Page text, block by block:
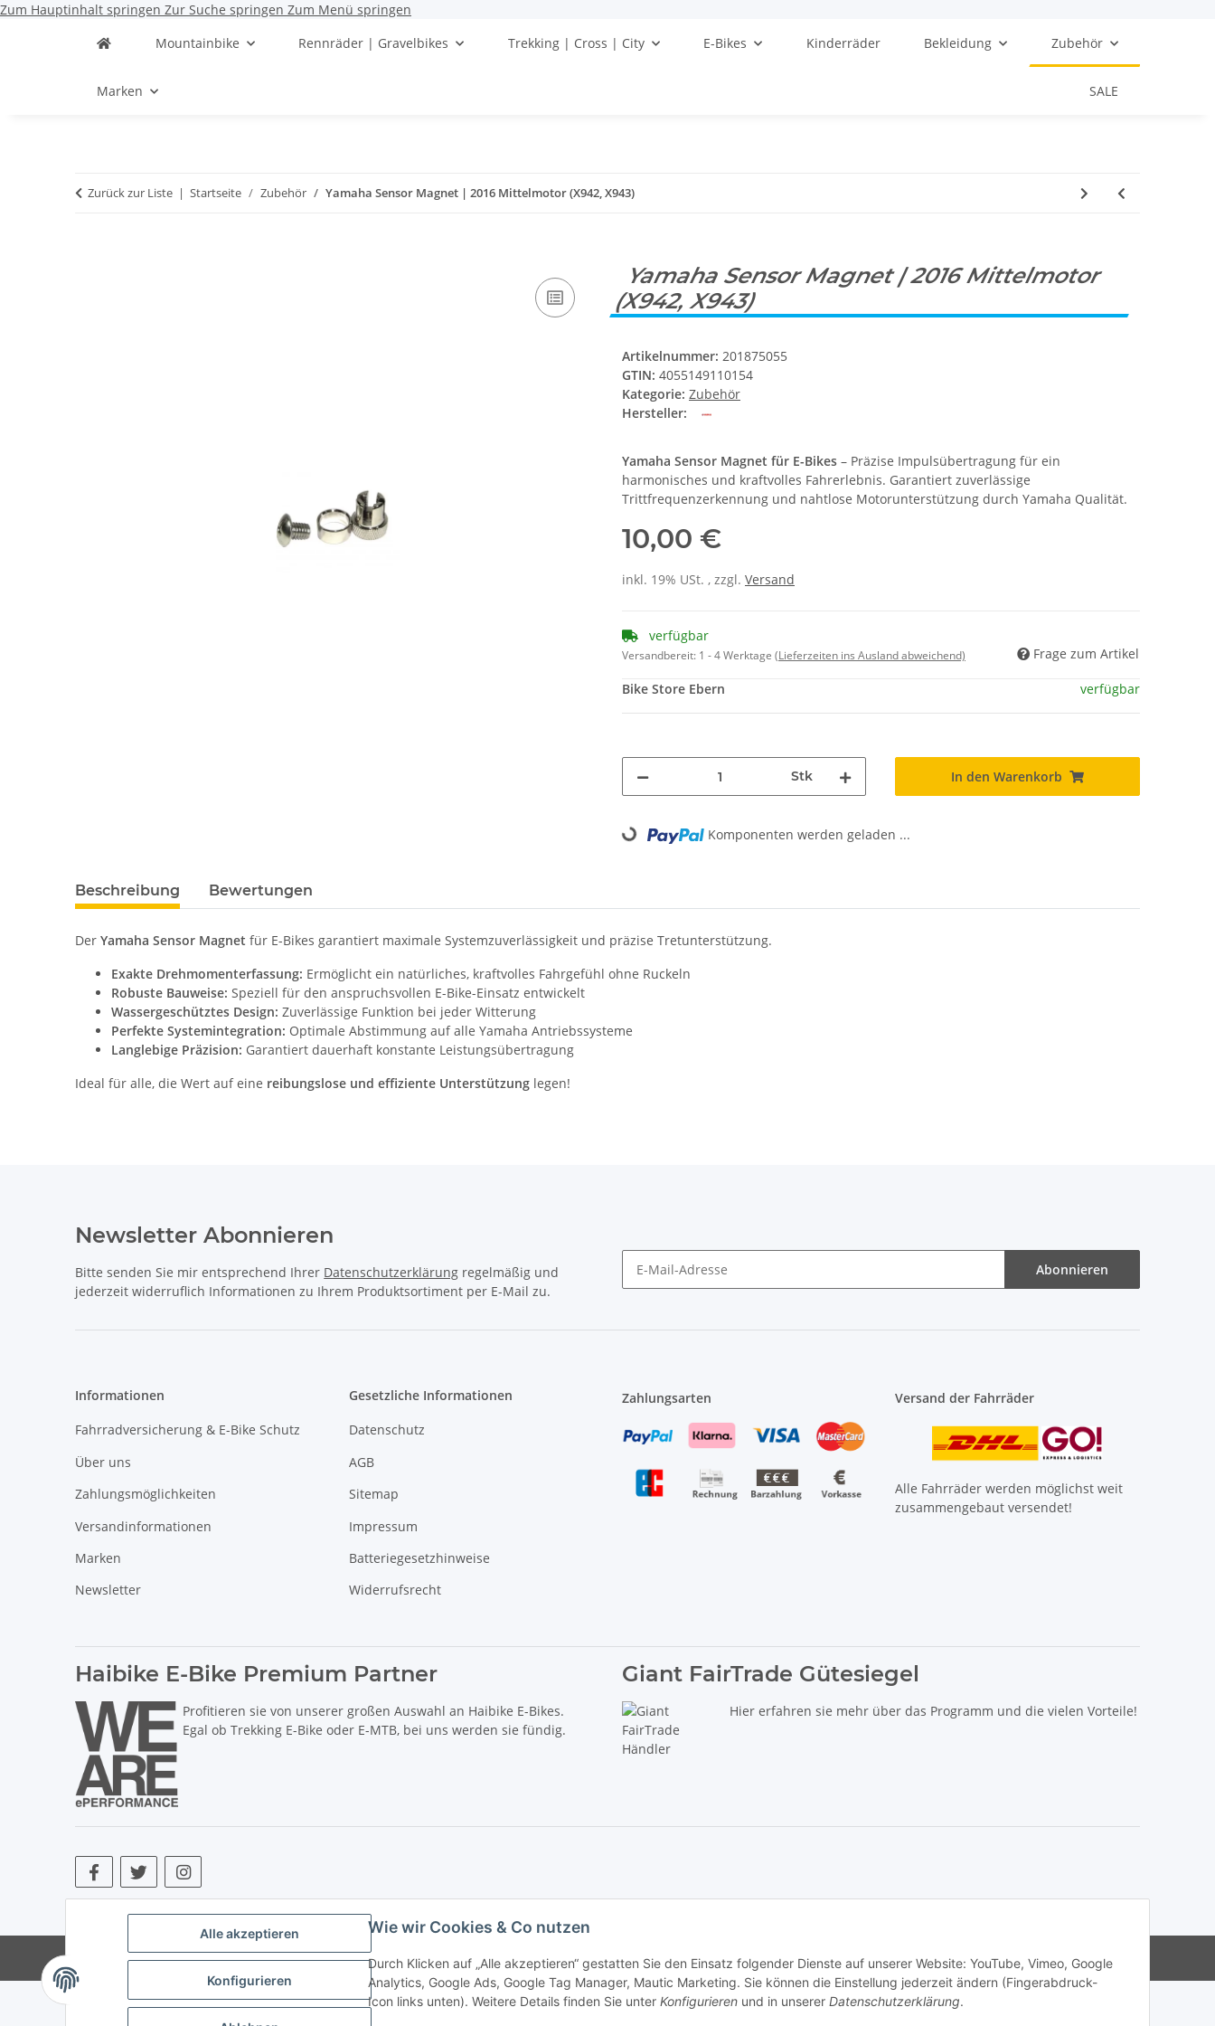
Zum Hauptinhalt springen Zur Suche springen Zum Menü springen
Alle akzeptieren
Konfigurieren
Wie wir Cookies & Co nutzen
Durch Klicken auf „Alle akzeptieren“ gestatten Sie den Einsatz folgender Dienste auf unserer Website: YouTube, Vimeo, Google
Analytics, Google Ads, Google Tag Manager, Mautic Marketing. Sie können die Einstellung jederzeit ändern (Fingerabdruck-
Icon links unten). Weitere Details finden Sie unter Konfigurieren und in unserer Datenschutzerklärung.
Mountainbike Rennräder | Gravelbikes Trekking | Cross | City E-Bikes Kinderräder Bekleidung Zubehör
Marken SALE
Zurück zur Liste Startseite Zubehör Yamaha Sensor Magnet | 2016 Mittelmotor (X942, X943)
Yamaha Sensor Magnet | 2016 Mittelmotor
(X942, X943)
Artikelnummer: 201875055
GTIN: 4055149110154
Kategorie: Zubehör
Hersteller:
Yamaha Sensor Magnet für E-Bikes – Präzise Impulsübertragung für ein
harmonisches und kraftvolles Fahrerlebnis. Garantiert zuverlässige
Trittfrequenzerkennung und nahtlose Motorunterstützung durch Yamaha Qualität.
10,00 €
inkl. 19% USt. , zzgl. Versand
verfügbar
Versandbereit: 1 - 4 Werktage (Lieferzeiten ins Ausland abweichend) Frage zum Artikel
Bike Store Ebern verfügbar
Stk In den Warenkorb
Loading... Komponenten werden geladen ...
Beschreibung Bewertungen
DerYamaha Sensor Magnet für E-Bikes garantiert maximale Systemzuverlässigkeit und präzise Tretunterstützung.
Exakte Drehmomenterfassung: Ermöglicht ein natürliches, kraftvolles Fahrgefühl ohne Ruckeln
Robuste Bauweise: Speziell für den anspruchsvollen E-Bike-Einsatz entwickelt
Wassergeschütztes Design: Zuverlässige Funktion bei jeder Witterung
Perfekte Systemintegration: Optimale Abstimmung auf alle Yamaha Antriebssysteme
Langlebige Präzision: Garantiert dauerhaft konstante Leistungsübertragung
Ideal für alle, die Wert auf eine reibungslose und effiziente Unterstützung legen!
Newsletter Abonnieren
Bitte senden Sie mir entsprechend Ihrer Datenschutzerklärung regelmäßig und
jederzeit widerruflich Informationen zu Ihrem Produktsortiment per E-Mail zu.
Abonnieren
Informationen
Fahrradversicherung & E-Bike Schutz
Über uns
Zahlungsmöglichkeiten
Versandinformationen
Marken
Newsletter
Gesetzliche Informationen
Datenschutz
AGB
Sitemap
Impressum
Batteriegesetzhinweise
Widerrufsrecht
Zahlungsarten Versand der Fahrräder
Alle Fahrräder werden möglichst weit
zusammengebaut versendet!
Haibike E-Bike Premium Partner
Profitieren sie von unserer großen Auswahl an Haibike E-Bikes.
Egal ob Trekking E-Bike oder E-MTB, bei uns werden sie fündig.
Giant FairTrade Gütesiegel
Hier erfahren sie mehr über das Programm und die vielen Vorteile!
* Alle Preise inkl. gesetzlicher USt., zzgl.Versand. ** Hierbei handelt es sich um die unverbindliche Preisempfehlung des Herstellers (kurz UVP).
© Copyright © 2017 bis 2025 bike-store de Vertriebs GmbH - Der Radladen & E-Bike Speziallist aus Haßfurt. Wir führen die Brands Haibike, Cube, Ghost, LIV, Simplon und Giant.